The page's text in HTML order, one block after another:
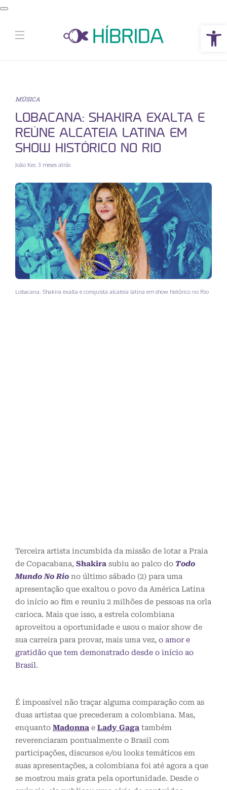
Abrir a barra de ferramentas
MÚSICA
LOBACANA: SHAKIRA EXALTA E
REÚNE ALCATEIA LATINA EM
SHOW HISTÓRICO NO RIO
João Ker, 3 meses atrás
Lobacana: Shakira exalta e conquista alcateia latina em show histórico no Rio
Terceira artista incumbida da missão de lotar a Praia
de Copacabana, Shakira subiu ao palco do Todo
Mundo No Rio no último sábado (2) para uma
apresentação que exaltou o povo da América Latina
do início ao fim e reuniu 2 milhões de pessoas na orla
carioca. Mais que isso, a estrela colombiana
aproveitou a oportunidade e usou o maior show de
sua carreira para provar, mais uma vez, o amor e
gratidão que tem demonstrado desde o início ao
Brasil.
É impossível não traçar alguma comparação com as
duas artistas que precederam a colombiana. Mas,
enquanto Madonna e Lady Gaga também
reverenciaram pontualmente o Brasil com
participações, discursos e/ou looks temáticos em
suas apresentações, a colombiana foi até agora a que
se mostrou mais grata pela oportunidade. Desde o